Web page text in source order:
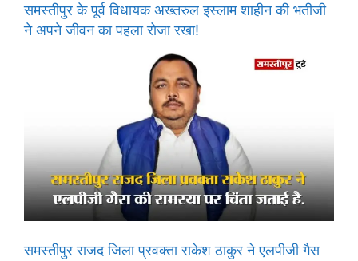
समस्तीपुर के पूर्व विधायक अख्तरुल इस्लाम शाहीन की भतीजी
ने अपने जीवन का पहला रोजा रखा!
समस्तीपुर राजद जिला प्रवक्ता राकेश ठाकुर ने एलपीजी गैस